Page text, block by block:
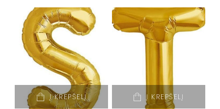
Į KREPŠELĮ Į KREPŠELĮ